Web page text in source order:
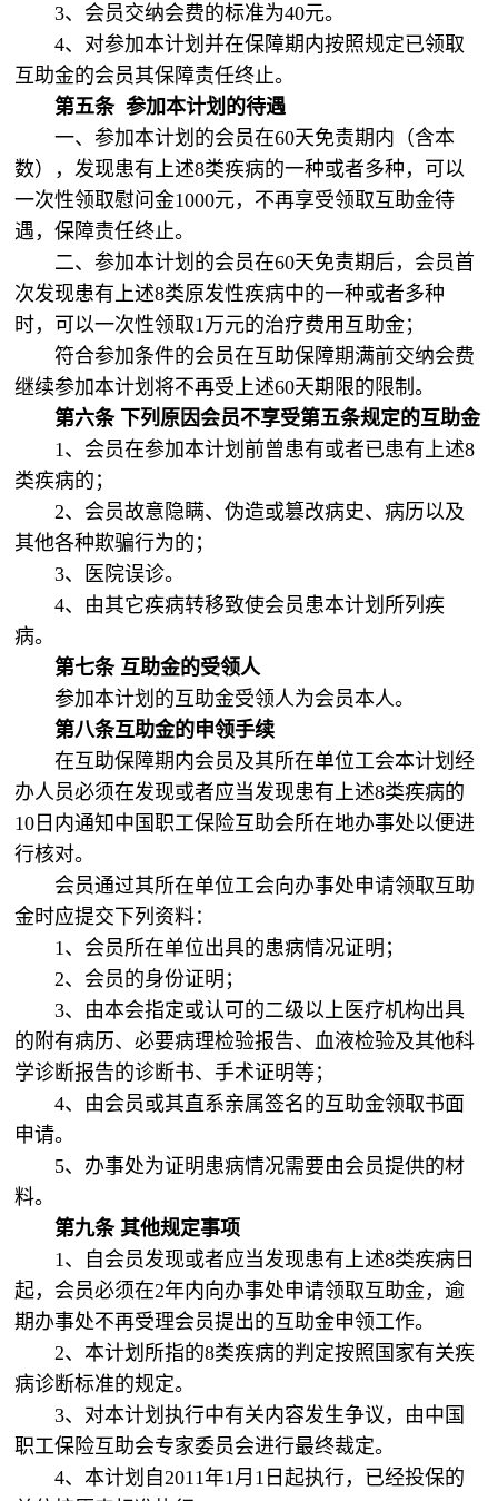
3、会员交纳会费的标准为40元。
4、对参加本计划并在保障期内按照规定已领取
互助金的会员其保障责任终止。
第五条 参加本计划的待遇
一、参加本计划的会员在60天免责期内（含本
数），发现患有上述8类疾病的一种或者多种，可以
一次性领取慰问金1000元，不再享受领取互助金待
遇，保障责任终止。
二、参加本计划的会员在60天免责期后，会员首
次发现患有上述8类原发性疾病中的一种或者多种
时，可以一次性领取1万元的治疗费用互助金；
符合参加条件的会员在互助保障期满前交纳会费
继续参加本计划将不再受上述60天期限的限制。
第六条
下列原因会员不享受第五条规定的互助金
1、会员在参加本计划前曾患有或者已患有上述8
类疾病的；
2、会员故意隐瞒、伪造或篡改病史、病历以及
其他各种欺骗行为的；
3、医院误诊。
4、由其它疾病转移致使会员患本计划所列疾
病。
第七条 互助金的受领人
参加本计划的互助金受领人为会员本人。
第八条互助金的申领手续
在互助保障期内会员及其所在单位工会本计划经
办人员必须在发现或者应当发现患有上述8类疾病的
10日内通知中国职工保险互助会所在地办事处以便进
行核对。
会员通过其所在单位工会向办事处申请领取互助
金时应提交下列资料：
1、会员所在单位出具的患病情况证明；
2、会员的身份证明；
3、由本会指定或认可的二级以上医疗机构出具
的附有病历、必要病理检验报告、血液检验及其他科
学诊断报告的诊断书、手术证明等；
4、由会员或其直系亲属签名的互助金领取书面
申请。
5、办事处为证明患病情况需要由会员提供的材
料。
第九条 其他规定事项
1、自会员发现或者应当发现患有上述8类疾病日
起，会员必须在2年内向办事处申请领取互助金，逾
期办事处不再受理会员提出的互助金申领工作。
2、本计划所指的8类疾病的判定按照国家有关疾
病诊断标准的规定。
3、对本计划执行中有关内容发生争议，由中国
职工保险互助会专家委员会进行最终裁定。
4、本计划自2011年1月1日起执行，已经投保的